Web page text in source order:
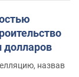
долларов
назвав